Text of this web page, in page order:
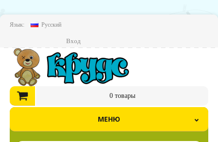
Язык: Русский
Вход
0товары
МЕНЮ